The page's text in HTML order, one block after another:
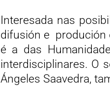
Interesada nas
difusión e produción
é a das
interdisciplinares. O
Ángeles Saavedra,